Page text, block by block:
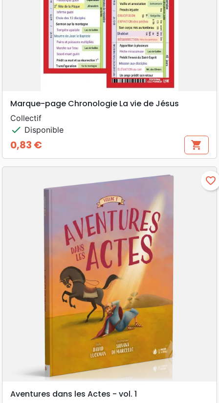
Marque-page Chronologie La vie de Jésus
Collectif
check Disponible
Prix
0,83 € shopping_cart
favorite_border
Aventures dans les Actes - vol. 1